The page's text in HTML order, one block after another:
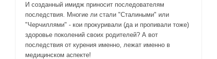
И созданный имидж приносит последователям
последствия. Многие ли стали "Сталиными" или
"Черчиллями" - кои прокуривали (да и пропивали тоже)
здоровье поколений своих родителей? А вот
последствия от курения именно, лежат именно в
медицинском аспекте!